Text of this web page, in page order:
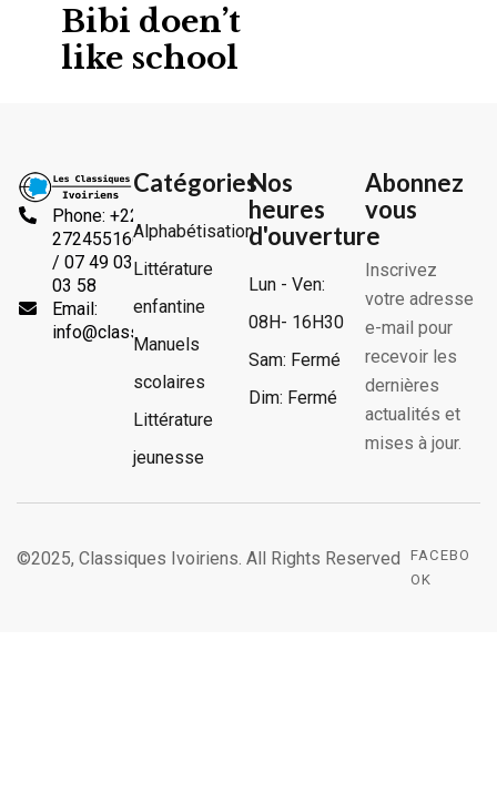
Bibi doen’t
like school
Phone: +225
2724551666
/ 07 49 03
03 58
Email:
info@classiquesivoiriens.com
Catégories
Alphabétisation
Littérature
enfantine
Manuels
scolaires
Littérature
jeunesse
Nos
heures
d'ouverture
Lun - Ven:
08H- 16H30
Sam: Fermé
Dim: Fermé
Abonnez
vous
Inscrivez
votre adresse
e-mail pour
recevoir les
dernières
actualités et
mises à jour.
©2025, Classiques Ivoiriens. All Rights Reserved
FACEBO
OK